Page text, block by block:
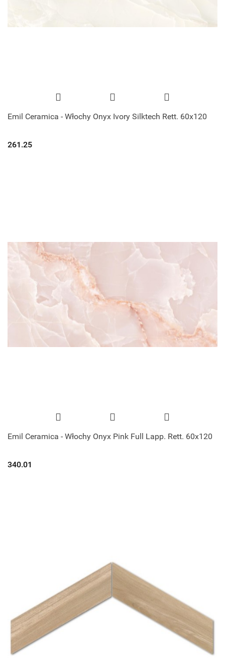
Emil Ceramica - Włochy Onyx Ivory Silktech Rett. 60x120
261.25
Emil Ceramica - Włochy Onyx Pink Full Lapp. Rett. 60x120
340.01